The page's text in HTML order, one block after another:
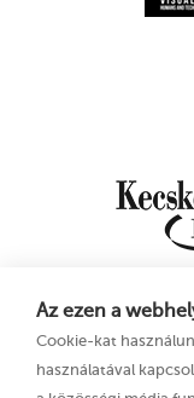
Az ezen a
Cookie-kat
használatával